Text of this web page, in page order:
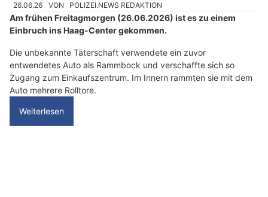
l
e
n
S
i
e
b
i
t
26.06.26 VON POLIZEI.NEWS REDAKTION
Am frühen Freitagmorgen (26.06.2026) ist es zu einem
Einbruch ins Haag-Center gekommen.
Die unbekannte Täterschaft verwendete ein zuvor
entwendetes Auto als Rammbock und verschaffte sich so
Zugang zum Einkaufszentrum. Im Innern rammten sie mit dem
Auto mehrere Rolltore.
Weiterlesen